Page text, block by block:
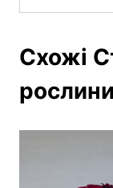
Схожі
рослини